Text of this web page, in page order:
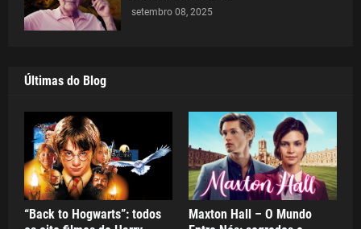
setembro 08, 2025
Últimas do Blog
“Back to Hogwarts”: todos
Maxton Hall – O Mundo